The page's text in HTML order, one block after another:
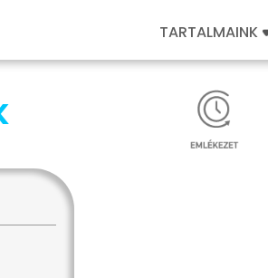
TARTALMAINK